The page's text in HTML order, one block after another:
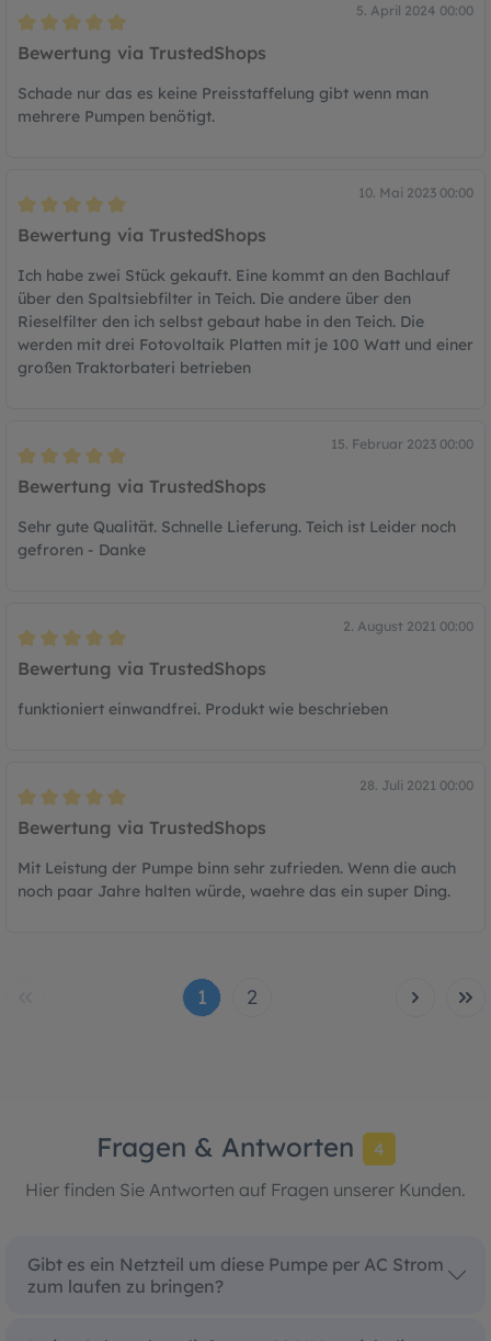
5. April 2024 00:00
Bewertung mit 5 von 5 Sternen
Bewertung via TrustedShops
Schade nur das es keine Preisstaffelung gibt wenn man
mehrere Pumpen benötigt.
10. Mai 2023 00:00
Bewertung mit 5 von 5 Sternen
Bewertung via TrustedShops
Ich habe zwei Stück gekauft. Eine kommt an den Bachlauf
über den Spaltsiebfilter in Teich. Die andere über den
Rieselfilter den ich selbst gebaut habe in den Teich. Die
werden mit drei Fotovoltaik Platten mit je 100 Watt und einer
großen Traktorbateri betrieben
15. Februar 2023 00:00
Bewertung mit 5 von 5 Sternen
Bewertung via TrustedShops
Sehr gute Qualität. Schnelle Lieferung. Teich ist Leider noch
gefroren - Danke
2. August 2021 00:00
Bewertung mit 5 von 5 Sternen
Bewertung via TrustedShops
funktioniert einwandfrei. Produkt wie beschrieben
28. Juli 2021 00:00
Bewertung mit 5 von 5 Sternen
Bewertung via TrustedShops
Mit Leistung der Pumpe binn sehr zufrieden. Wenn die auch
noch paar Jahre halten würde, waehre das ein super Ding.
1 2
Fragen & Antworten
4
Hier finden Sie Antworten auf Fragen unserer Kunden.
Gibt es ein Netzteil um diese Pumpe per AC Strom
zum laufen zu bringen?